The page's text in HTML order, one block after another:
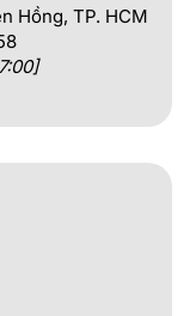
Hồng, TP. HCM